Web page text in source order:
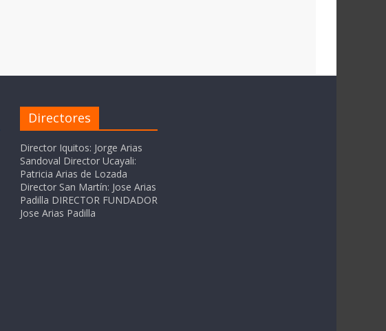
Directores
Director Iquitos: Jorge Arias
Sandoval Director Ucayali:
Patricia Arias de Lozada
Director San Martín: Jose Arias
Padilla DIRECTOR FUNDADOR
Jose Arias Padilla